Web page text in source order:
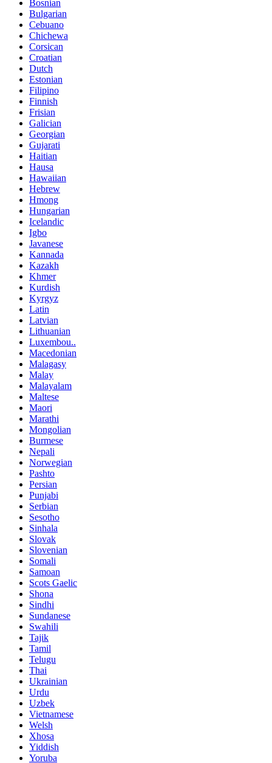
Bosnian
Bulgarian
Cebuano
Chichewa
Corsican
Croatian
Dutch
Estonian
Filipino
Finnish
Frisian
Galician
Georgian
Gujarati
Haitian
Hausa
Hawaiian
Hebrew
Hmong
Hungarian
Icelandic
Igbo
Javanese
Kannada
Kazakh
Khmer
Kurdish
Kyrgyz
Latin
Latvian
Lithuanian
Luxembou..
Macedonian
Malagasy
Malay
Malayalam
Maltese
Maori
Marathi
Mongolian
Burmese
Nepali
Norwegian
Pashto
Persian
Punjabi
Serbian
Sesotho
Sinhala
Slovak
Slovenian
Somali
Samoan
Scots Gaelic
Shona
Sindhi
Sundanese
Swahili
Tajik
Tamil
Telugu
Thai
Ukrainian
Urdu
Uzbek
Vietnamese
Welsh
Xhosa
Yiddish
Yoruba